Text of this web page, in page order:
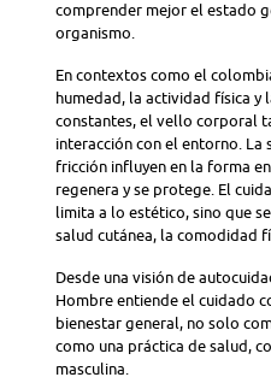
comprender mejor el estado
organismo.
En contextos como el
humedad, la actividad física y
constantes, el vello corporal
interacción con el entorno. La
fricción influyen en la forma
regenera y se protege. El
limita a lo estético, sino que
salud cutánea, la comodidad
Desde una visión de
Hombre entiende el cuidado
bienestar general, no solo
como una práctica de salud,
masculina.